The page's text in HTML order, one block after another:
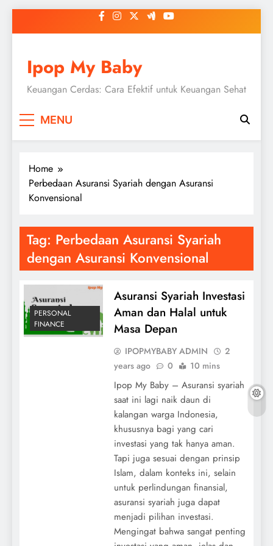
to
Ipop My Baby
Keuangan Cerdas: Cara Efektif untuk Keuangan Sehat
MENU
Home
Perbedaan Asuransi Syariah dengan Asuransi
Konvensional
Tag: Perbedaan Asuransi Syariah
dengan Asuransi Konvensional
PERSONAL
FINANCE
Asuransi Syariah Investasi
Aman dan Halal untuk
Masa Depan
IPOPMYBABY ADMIN
2
years ago
0 10 mins
Ipop My Baby – Asuransi syariah
saat ini lagi naik daun di
kalangan warga Indonesia,
khususnya bagi yang cari
investasi yang tak hanya aman.
Tapi juga sesuai dengan prinsip
Islam, dalam konteks ini, selain
untuk perlindungan finansial,
asuransi syariah juga dapat
menjadi pilihan investasi.
Mengingat bahwa sangat penting